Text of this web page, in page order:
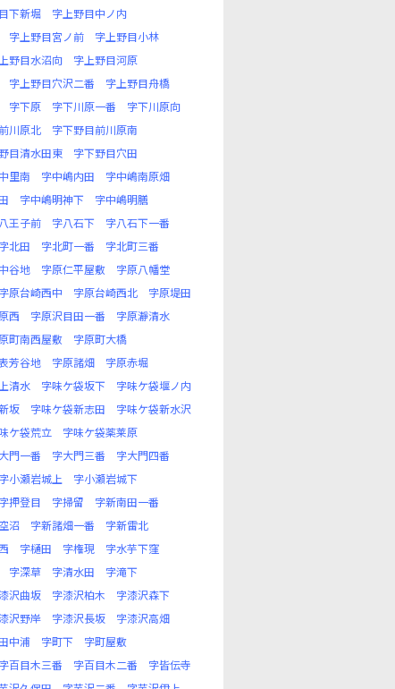
下新堀
字上野目中ノ内
字上野目宮ノ前
字上野目小林
野目水沼向
字上野目河原
字上野目穴沢二番
字上野目舟橋
字下原 字下川原一番
字下川原向
川原北
字下野目前川原南
目清水田東
字下野目穴田
里南 字中嶋内田
字中嶋南原畑
字中嶋明神下
字中嶋明膳
王子前 字八石下
字八石下一番
字北田 字北町一番
字北町三番
谷地 字原仁平屋敷
字原八幡堂
字原台崎西中 字原台崎西北
字原堤田
西 字原沢目田一番
字原瀞清水
町南西屋敷
字原町大橋
芳谷地 字原諸畑
字原赤堀
清水 字味ケ袋坂下
字味ケ袋堰ノ内
坂 字味ケ袋新志田
字味ケ袋新水沢
ケ袋荒立
字味ケ袋薬莱原
門一番 字大門三番
字大門四番
字小瀬岩城上
字小瀬岩城下
字押登目 字掃留
字新南田一番
沼 字新諸畑一番
字新雷北
字樋田 字権現
字水芋下窪
字深草 字清水田
字滝下
沢曲坂 字漆沢柏木
字漆沢森下
沢野岸 字漆沢長坂
字漆沢高畑
中浦 字町下
字町屋敷
字百目木三番 字百目木二番
字皆伝寺